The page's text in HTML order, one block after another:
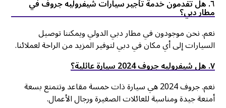
٦. هل تقدمون خدمة تأجير سيارات شيفروليه جروف في
مطار دبي؟
نعم. نحن موجودون في مطار دبي الدولي ويمكننا توصيل
السيارات إلى أي مكان في دبي لتوفير المزيد من الراحة لعملائنا.
٧. هل شيفروليه جروف 2024 سيارة عائلية؟
نعم. جروف 2024 هي سيارة ذات خمسة مقاعد وتتمتع بسعة
أمتعة جيدة ومناسبة للعائلات الصغيرة ورجال الأعمال.